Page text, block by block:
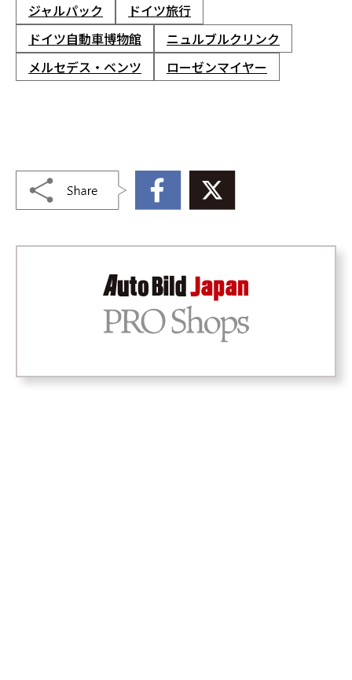
ジャルパック
ドイツ旅行
ドイツ自動車博物館
ニュルブルクリンク
メルセデス・ベンツ
ローゼンマイヤー